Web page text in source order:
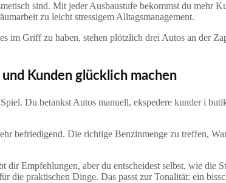
sind. Mit jeder Ausbaustufe bekommst du mehr
zu leicht stressigem Alltagsmanagement.
im Griff zu haben, stehen plötzlich drei Autos an der
Kunden glücklich machen
Du betankst Autos manuell, ekspedere kunder i
befriedigend. Die richtige Benzinmenge zu treffen,
Empfehlungen, aber du entscheidest selbst, wie die
praktischen Dinge. Das passt zur Tonalität: ein